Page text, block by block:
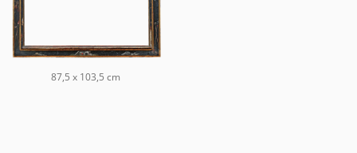
87,5 x 103,5 cm